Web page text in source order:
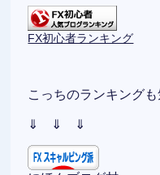
FX初心者ランキング
こっちのランキング
⇓ ⇓ ⇓